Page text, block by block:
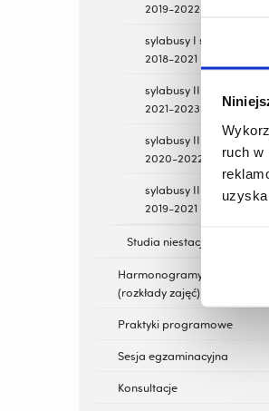
ruch w
2019-2022
sylabusy I st. stacjonarne
2018-2021
sylabusy II st.
2021-2023
sylabusy II st.
2020-2022
sylabusy II st.
2019-2021
Studia niestacjonarne
Harmonogramy zajęć
(rozkłady zajęć)
Praktyki programowe
Sesja egzaminacyjna
Konsultacje